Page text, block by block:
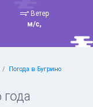
Ветер
м/с,
Погода в Бугрино